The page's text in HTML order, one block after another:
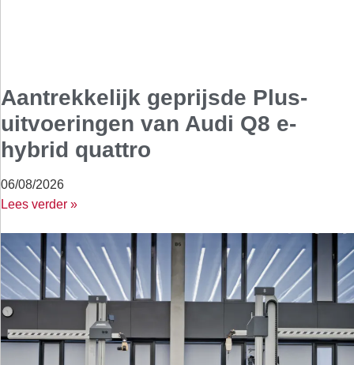
Aantrekkelijk geprijsde Plus-
uitvoeringen van Audi Q8 e-
hybrid quattro
06/08/2026
Lees verder »